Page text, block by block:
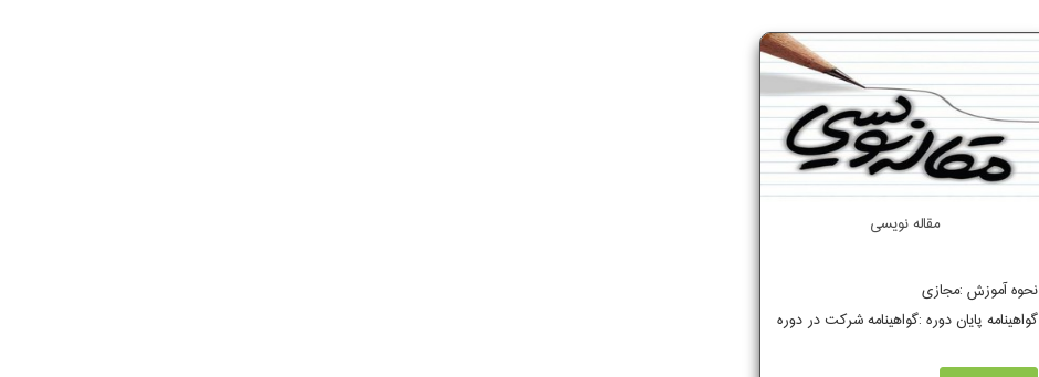
مقاله نویسی
نحوه آموزش :مجازی
گواهینامه پایان دوره :گواهینامه شرکت در دوره